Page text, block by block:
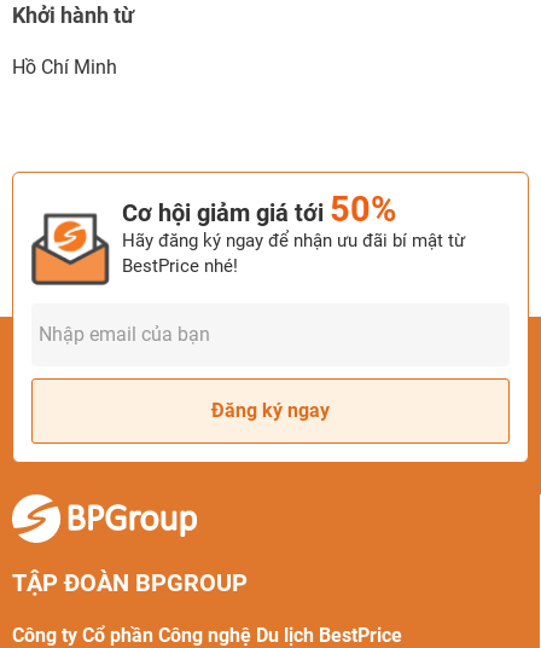
Khởi hành từ
Hồ Chí Minh
Cơ hội giảm giá tới 50%
Hãy đăng ký ngay để nhận ưu đãi bí mật từ
BestPrice nhé!
Đăng ký ngay
TẬP ĐOÀN BPGROUP
Công ty Cổ phần Công nghệ Du lịch BestPrice